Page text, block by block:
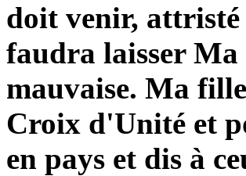
doit venir,
faudra laisser
mauvaise. Ma
Croix d'Unité et
en pays et dis à